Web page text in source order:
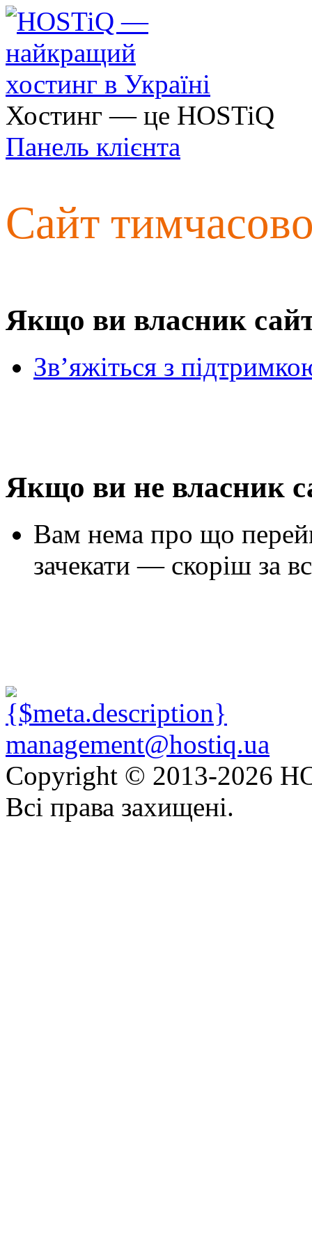
Хостинг — це HOSTiQ
Панель клієнта
Сайт
Якщо ви власник
Зв’яжіться з
Якщо ви не власник
Вам нема про що
зачекати — скоріш за
management@hostiq.ua
Copyright © 2013-2026
Всі права захищені.